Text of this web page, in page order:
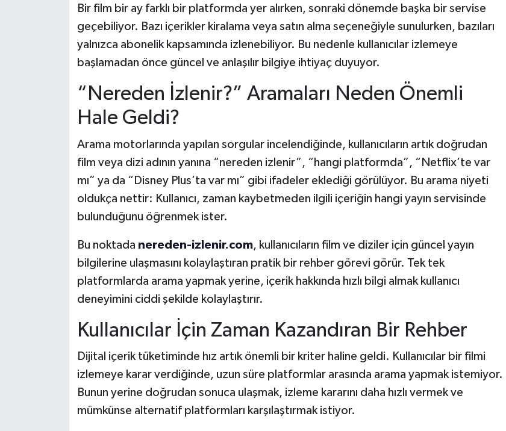
Bir film bir ay farklı bir platformda yer alırken, sonraki dönemde başka bir servise
geçebiliyor. Bazı içerikler kiralama veya satın alma seçeneğiyle sunulurken, bazıları
yalnızca abonelik kapsamında izlenebiliyor. Bu nedenle kullanıcılar izlemeye
başlamadan önce güncel ve anlaşılır bilgiye ihtiyaç duyuyor.
“Nereden İzlenir?” Aramaları Neden Önemli
Hale Geldi?
Arama motorlarında yapılan sorgular incelendiğinde, kullanıcıların artık doğrudan
film veya dizi adının yanına “nereden izlenir”, “hangi platformda”, “Netflix’te var
mı” ya da “Disney Plus’ta var mı” gibi ifadeler eklediği görülüyor. Bu arama niyeti
oldukça nettir: Kullanıcı, zaman kaybetmeden ilgili içeriğin hangi yayın servisinde
bulunduğunu öğrenmek ister.
Bu noktada nereden-izlenir.com, kullanıcıların film ve diziler için güncel yayın
bilgilerine ulaşmasını kolaylaştıran pratik bir rehber görevi görür. Tek tek
platformlarda arama yapmak yerine, içerik hakkında hızlı bilgi almak kullanıcı
deneyimini ciddi şekilde kolaylaştırır.
Kullanıcılar İçin Zaman Kazandıran Bir Rehber
Dijital içerik tüketiminde hız artık önemli bir kriter haline geldi. Kullanıcılar bir filmi
izlemeye karar verdiğinde, uzun süre platformlar arasında arama yapmak istemiyor.
Bunun yerine doğrudan sonuca ulaşmak, izleme kararını daha hızlı vermek ve
mümkünse alternatif platformları karşılaştırmak istiyor.